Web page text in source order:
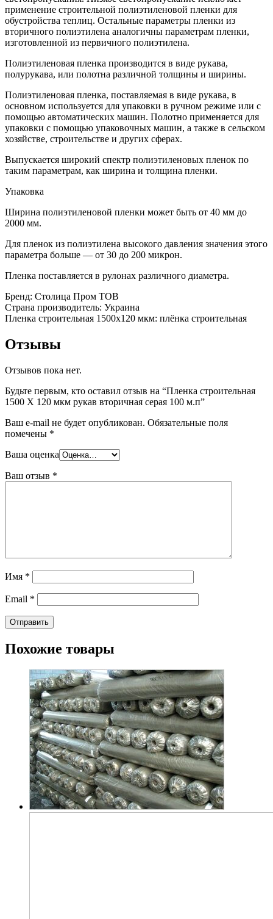
применение строительной полиэтиленовой пленки для
обустройства теплиц. Остальные параметры пленки из
вторичного полиэтилена аналогичны параметрам пленки,
изготовленной из первичного полиэтилена.
Полиэтиленовая пленка производится в виде рукава,
полурукава, или полотна различной толщины и ширины.
Полиэтиленовая пленка, поставляемая в виде рукава, в
основном используется для упаковки в ручном режиме или с
помощью автоматических машин. Полотно применяется для
упаковки с помощью упаковочных машин, а также в сельском
хозяйстве, строительстве и других сферах.
Выпускается широкий спектр полиэтиленовых пленок по
таким параметрам, как ширина и толщина пленки.
Упаковка
Ширина полиэтиленовой пленки может быть от 40 мм до
2000 мм.
Для пленок из полиэтилена высокого давления значения этого
параметра больше — от 30 до 200 микрон.
Пленка поставляется в рулонах различного диаметра.
Бренд: Столица Пром ТОВ
Страна производитель: Украина
Пленка строительная 1500х120 мкм: плёнка строительная
Отзывы
Отзывов пока нет.
Будьте первым, кто оставил отзыв на “Пленка строительная
1500 Х 120 мкм рукав вторичная серая 100 м.п”
Ваш e-mail не будет опубликован. Обязательные поля
помечены *
Ваша оценка
Ваш отзыв *
Имя *
Email *
Похожие товары